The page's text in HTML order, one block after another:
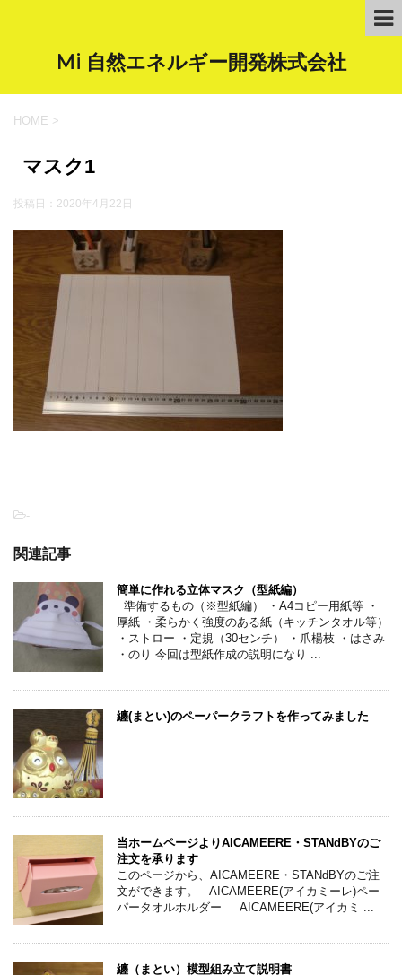
Mi 自然エネルギー開発株式会社
HOME >
マスク1
投稿日： 2020年4月22日
-
関連記事
簡単に作れる立体マスク（型紙編）
準備するもの（※型紙編） ・A4コピー用紙等 ・
厚紙 ・柔らかく強度のある紙（キッチンタオル等）
・ストロー ・定規（30センチ） ・爪楊枝 ・はさみ
・のり 今回は型紙作成の説明になり ...
纏(まとい)のペーパークラフトを作ってみました
当ホームページよりAICAMEERE・STANdBYのご
注文を承ります
このページから、AICAMEERE・STANdBYのご注
文ができます。 AICAMEERE(アイカミーレ)ペー
パータオルホルダー AICAMEERE(アイカミ ...
纏（まとい）模型組み立て説明書